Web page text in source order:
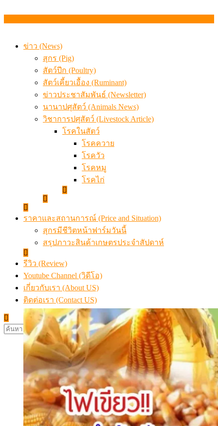
ข่าว (News)
สุกร (Pig)
สัตว์ปีก (Poultry)
สัตว์เคี้ยวเอื้อง (Ruminant)
ข่าวประชาสัมพันธ์ (Newsletter)
นานาปศุสัตว์ (Animals News)
วิชาการปศุสัตว์ (Livestock Article)
โรคในสัตว์
โรคควาย
โรควัว
โรคหมู
โรคไก่
ราคาและสถานการณ์ (Price and Situation)
สุกรมีชีวิตหน้าฟาร์มวันนี้
สรุปภาวะสินค้าเกษตรประจำสัปดาห์
รีวิว (Review)
Youtube Channel (วิดีโอ)
เกี่ยวกับเรา (About US)
ติดต่อเรา (Contact US)
ค้นหา
สำหรับ: